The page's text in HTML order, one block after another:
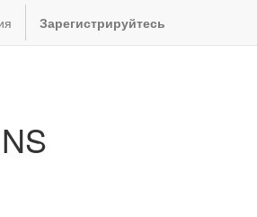
Зарегистрируйтесь